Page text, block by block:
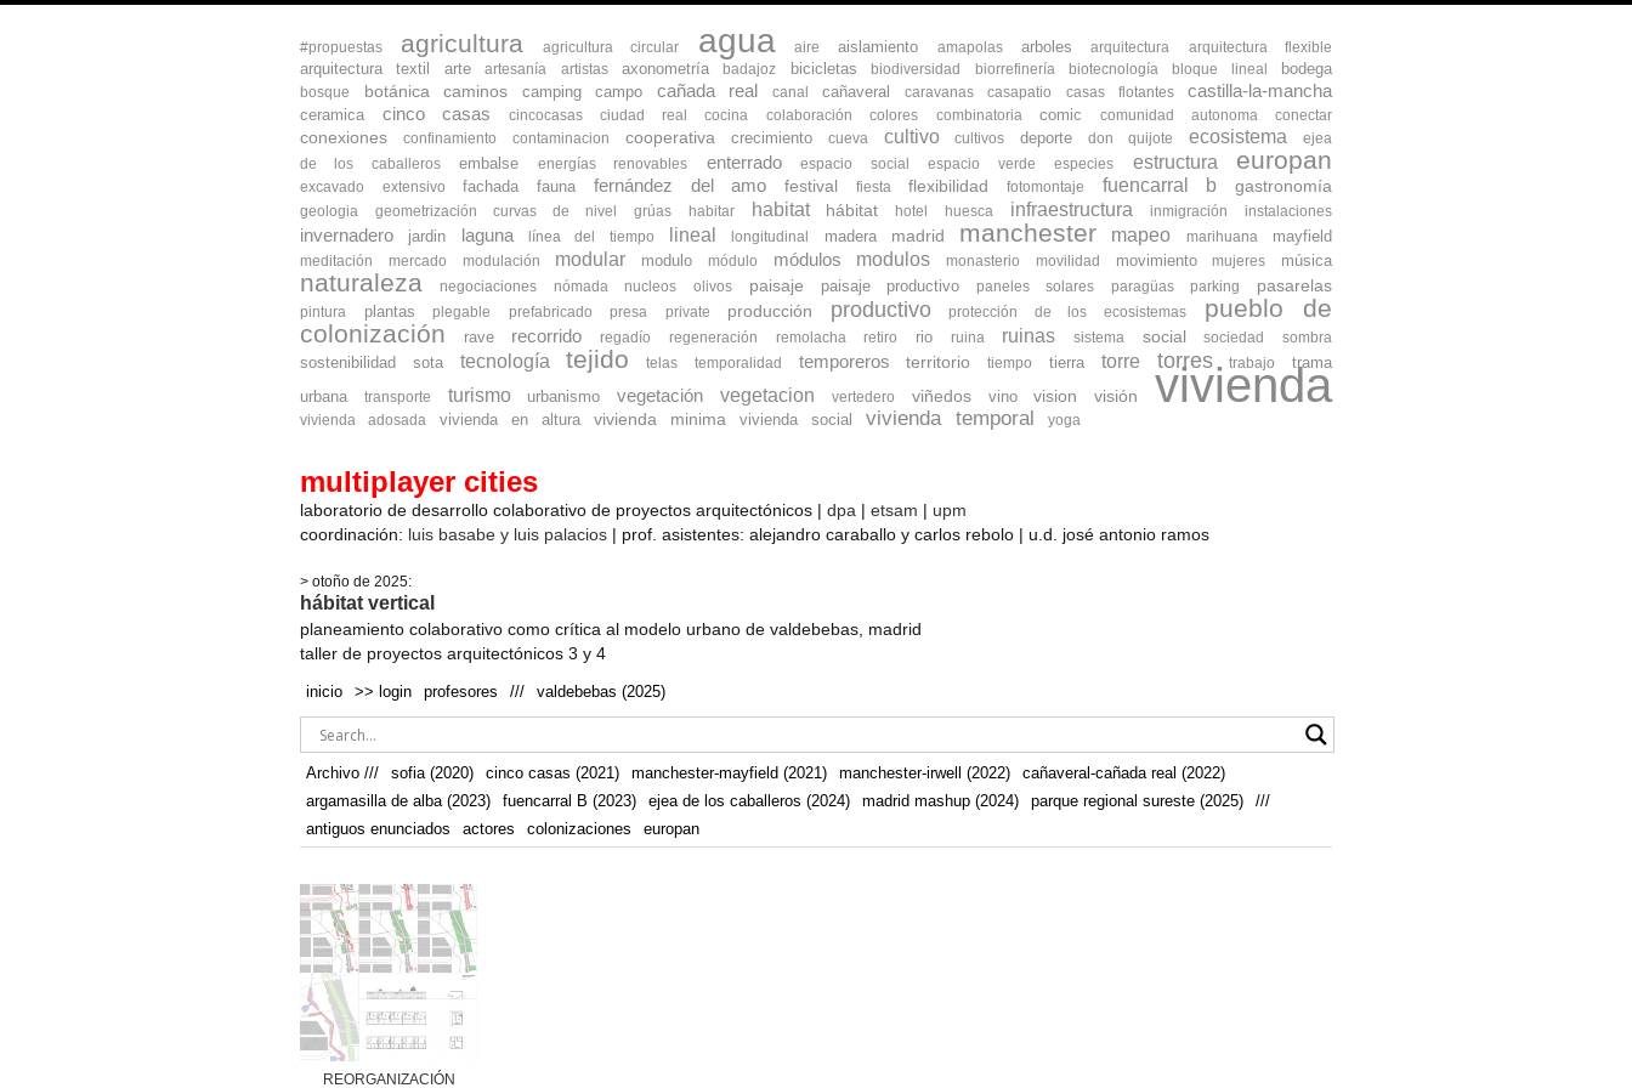
#propuestas agricultura agricultura circular agua aire aislamiento amapolas arboles arquitectura arquitectura flexible
arquitectura textil arte artesanía artistas axonometría badajoz bicicletas biodiversidad biorrefinería biotecnología bloque lineal bodega
bosque botánica caminos camping campo cañada real canal cañaveral caravanas casapatio casas flotantes castilla-la-mancha
ceramica cinco casas cincocasas ciudad real cocina colaboración colores combinatoria comic comunidad autonoma conectar
conexiones confinamiento contaminacion cooperativa crecimiento cueva cultivo cultivos deporte don quijote ecosistema
ejea
de los caballeros
embalse energías renovables enterrado espacio social espacio verde especies estructura europan
excavado extensivo fachada fauna fernández del amo festival fiesta flexibilidad fotomontaje fuencarral b gastronomía
geologia geometrización curvas de nivel grúas habitar habitat hábitat hotel huesca infraestructura inmigración instalaciones
invernadero jardin laguna línea del tiempo lineal longitudinal madera madrid manchester mapeo marihuana mayfield
meditación mercado modulación modular modulo módulo módulos modulos monasterio movilidad movimiento mujeres música
naturaleza negociaciones nómada nucleos olivos paisaje paisaje productivo paneles solares paragüas parking pasarelas
pintura plantas plegable prefabricado presa private producción productivo protección de los ecosistemas
pueblo de
colonización
rave recorrido regadío regeneración remolacha retiro rio ruina ruinas sistema social sociedad sombra
sostenibilidad sota tecnología tejido telas temporalidad temporeros territorio tiempo tierra torre torres trabajo
trama
urbana
transporte turismo urbanismo vegetación vegetacion vertedero viñedos vino vision visión vivienda
vivienda adosada vivienda en altura vivienda minima vivienda social vivienda temporal yoga
multiplayer cities
laboratorio de desarrollo colaborativo de proyectos arquitectónicos | dpa | etsam | upm
coordinación: luis basabe y luis palacios | prof. asistentes: alejandro caraballo y carlos rebolo | u.d. josé antonio ramos
> otoño de 2025:
hábitat vertical
planeamiento colaborativo como crítica al modelo urbano de valdebebas, madrid
taller de proyectos arquitectónicos 3 y 4
inicio >> login profesores /// valdebebas (2025)
Archivo /// sofia (2020) cinco casas (2021) manchester-mayfield (2021) manchester-irwell (2022)
cañaveral-cañada real (2022)
argamasilla de alba (2023)
fuencarral B (2023) ejea de los caballeros (2024) madrid mashup (2024) parque regional sureste (2025)
///
antiguos enunciados
actores colonizaciones europan
REORGANIZACIÓN